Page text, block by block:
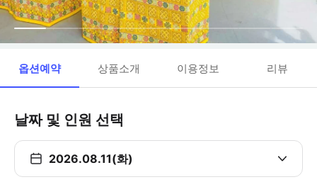
옵션예약 상품소개 이용정보 리뷰
날짜 및 인원 선택
2026.08.11(화)